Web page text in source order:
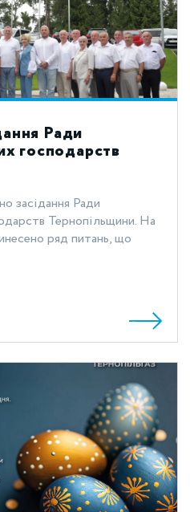
Ради
господарств
засідання Ради
Тернопільщини. На
ряд питань, що